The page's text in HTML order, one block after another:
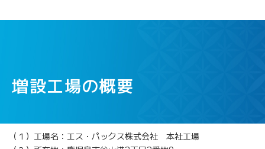
増設工場の概要
（１）工場名：エス・パックス株式会社 本社工場